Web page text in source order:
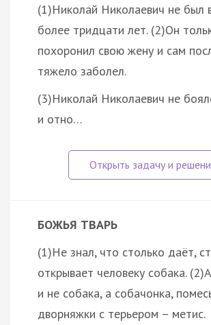
(1)Николай Николаевич не был
более тридцати лет. (2)Он
похоронил свою жену и сам
тяжело заболел.
(3)Николай Николаевич не
и отно…
БОЖЬЯ ТВАРЬ
(1)Не знал, что столько даёт,
открывает человеку собака.
и не собака, а собачонка,
дворняжки с терьером – метис.